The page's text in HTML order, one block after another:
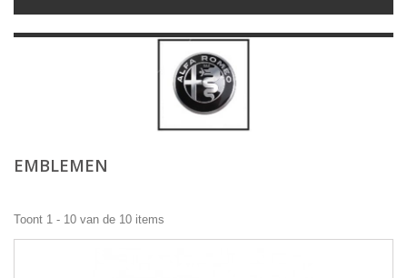
EMBLEMEN
Toont 1 - 10 van de 10 items